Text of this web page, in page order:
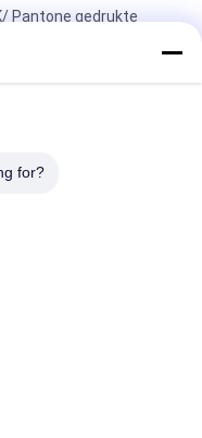
Pantone gedrukte
Glanzend Afwerking
for?